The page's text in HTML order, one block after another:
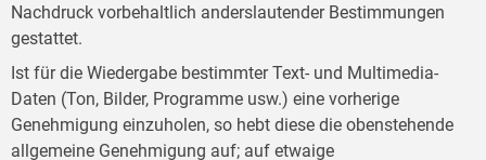
Nachdruck vorbehaltlich anderslautender Bestimmungen
gestattet.
Ist für die Wiedergabe bestimmter Text- und Multimedia-
Daten (Ton, Bilder, Programme usw.) eine vorherige
Genehmigung einzuholen, so hebt diese die obenstehende
allgemeine Genehmigung auf; auf etwaige